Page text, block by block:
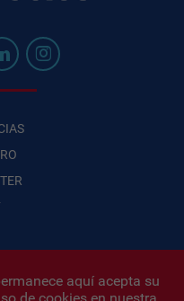
aquí acepta su